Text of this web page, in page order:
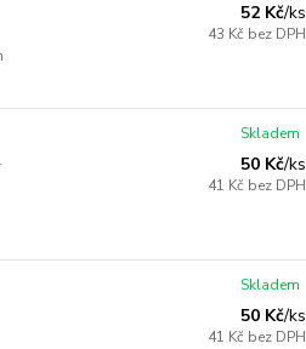
52 Kč/ks
43 Kč bez DPH
50 Kč/ks
41 Kč bez DPH
Skladem
50 Kč/ks
41 Kč bez DPH
Skladem